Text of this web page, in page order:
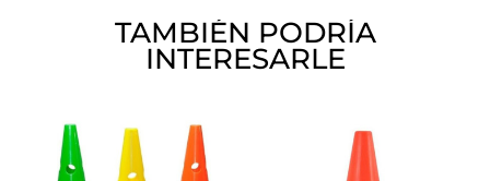
TAMBIÉN PODRÍA
INTERESARLE